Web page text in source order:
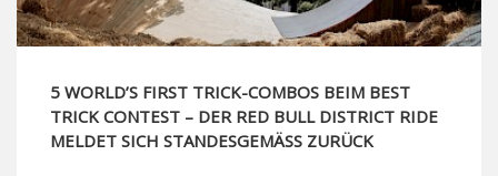
5 WORLD’S FIRST TRICK-COMBOS BEIM BEST
TRICK CONTEST – DER RED BULL DISTRICT RIDE
MELDET SICH STANDESGEMÄSS ZURÜCK